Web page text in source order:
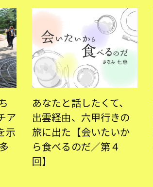
ア
示
あなたと話したくて、
出雲経由、六甲行きの
旅に出た【会いたいか
ら食べるのだ／第４
回】